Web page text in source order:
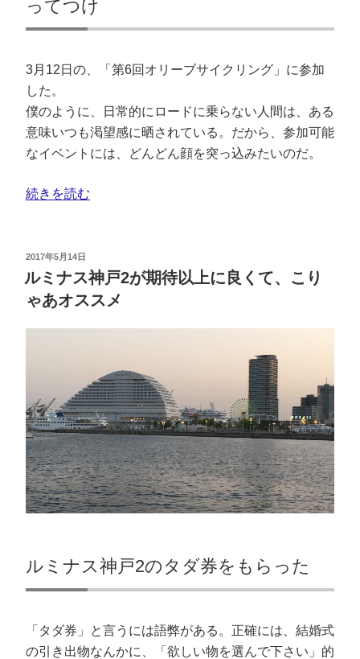
ってつけ
3月12日の、「第6回オリーブサイクリング」に参加
した。
僕のように、日常的にロードに乗らない人間は、ある
意味いつも渇望感に晒されている。だから、参加可能
なイベントには、どんどん顔を突っ込みたいのだ。
続きを読む
2017年5月14日
ルミナス神戸2が期待以上に良くて、こり
ゃあオススメ
ルミナス神戸2のタダ券をもらった
「タダ券」と言うには語弊がある。正確には、結婚式
の引き出物なんかに、「欲しい物を選んで下さい」的